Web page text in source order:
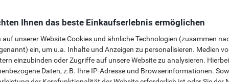
Ihr Büro
Ihnen das beste Einkaufserlebnis ermöglichen
auf unserer Website Cookies und ähnliche Technologien (zusammen
ein, um u.a. Inhalte und Anzeigen zu personalisieren. Medien
einzubinden oder Zugriffe auf unsere Website zu analysieren.
Daten, z.B. Ihre IP-Adresse und Browserinformationen.